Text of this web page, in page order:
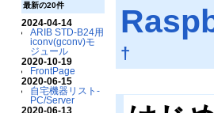
最新の20件
2024-04-14
ARIB STD-B24用
iconv(gconv)モ
ジュール
2020-10-19
FrontPage
2020-06-15
自宅機器リスト-
PC/Server
2020-06-13
†